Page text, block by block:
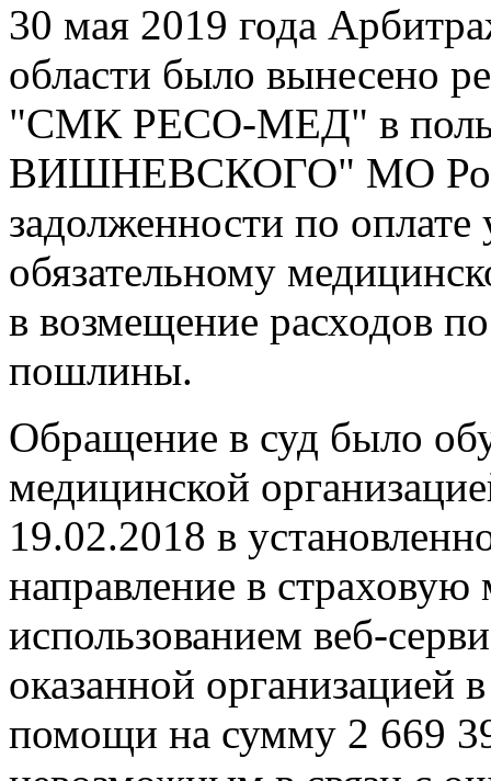
30 мая 2019 года
области было вынесено
"СМК РЕСО-МЕД" в
ВИШНЕВСКОГО" МО
задолженности по
обязательному
в возмещение расходов
пошлины.
Обращение в суд было
медицинской
19.02.2018 в
направление в
использованием веб-
оказанной организацией
помощи на сумму 2 669